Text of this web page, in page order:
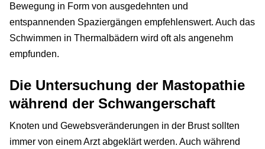
Bewegung in Form von ausgedehnten und
entspannenden Spaziergängen empfehlenswert. Auch das
Schwimmen in Thermalbädern wird oft als angenehm
empfunden.
Die Untersuchung der Mastopathie
während der Schwangerschaft
Knoten und Gewebsveränderungen in der Brust sollten
immer von einem Arzt abgeklärt werden. Auch während